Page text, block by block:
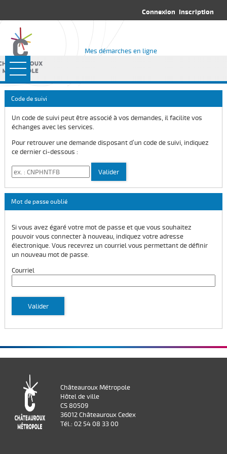
Mes démarches en ligne
Connexion Inscription
Ouvrir le menu
Accueil
Mes fiches
Code de suivi
Un code de suivi peut être associé à vos demandes, il facilite vos
échanges avec les services.
Pour retrouver une demande disposant d’un code de suivi, indiquez
ce dernier ci-dessous :
Code de suivi
Valider
Mot de passe oublié
Si vous avez égaré votre mot de passe et que vous souhaitez
pouvoir vous connecter à nouveau, indiquez votre adresse
électronique. Vous recevrez un courriel vous permettant de définir
un nouveau mot de passe.
Courriel
Valider
Châteauroux Métropole
Hôtel de ville
CS 80509
36012 Châteauroux Cedex
Tél.: 02 54 08 33 00